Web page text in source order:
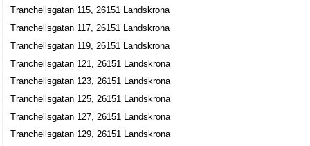
Tranchellsgatan 115, 26151 Landskrona
Tranchellsgatan 117, 26151 Landskrona
Tranchellsgatan 119, 26151 Landskrona
Tranchellsgatan 121, 26151 Landskrona
Tranchellsgatan 123, 26151 Landskrona
Tranchellsgatan 125, 26151 Landskrona
Tranchellsgatan 127, 26151 Landskrona
Tranchellsgatan 129, 26151 Landskrona